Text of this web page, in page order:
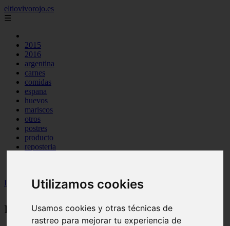
Utilizamos cookies
Usamos cookies y otras técnicas de
rastreo para mejorar tu experiencia de
eltiovivorojo.es
☰
2015
2016
argentina
carnes
comidas
espana
huevos
mariscos
otros
postres
producto
reposteria
Inicio
recetas
recetas